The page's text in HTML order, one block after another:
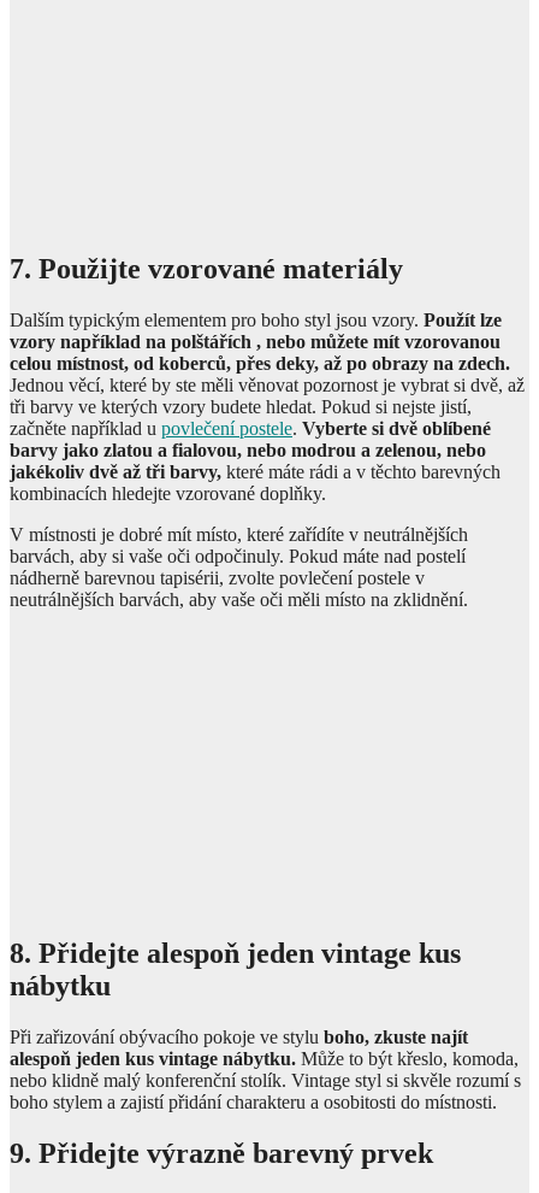
7. Použijte vzorované materiály
Dalším typickým elementem pro boho styl jsou vzory. Použít lze
vzory například na polštářích , nebo můžete mít vzorovanou
celou místnost, od koberců, přes deky, až po obrazy na zdech.
Jednou věcí, které by ste měli věnovat pozornost je vybrat si dvě, až
tři barvy ve kterých vzory budete hledat. Pokud si nejste jistí,
začněte například u povlečení postele. Vyberte si dvě oblíbené
barvy jako zlatou a fialovou, nebo modrou a zelenou, nebo
jakékoliv dvě až tři barvy, které máte rádi a v těchto barevných
kombinacích hledejte vzorované doplňky.
V místnosti je dobré mít místo, které zařídíte v neutrálnějších
barvách, aby si vaše oči odpočinuly. Pokud máte nad postelí
nádherně barevnou tapisérii, zvolte povlečení postele v
neutrálnějších barvách, aby vaše oči měli místo na zklidnění.
8. Přidejte alespoň jeden vintage kus
nábytku
Při zařizování obývacího pokoje ve stylu boho, zkuste najít
alespoň jeden kus vintage nábytku. Může to být křeslo, komoda,
nebo klidně malý konferenční stolík. Vintage styl si skvěle rozumí s
boho stylem a zajistí přidání charakteru a osobitosti do místnosti.
9. Přidejte výrazně barevný prvek